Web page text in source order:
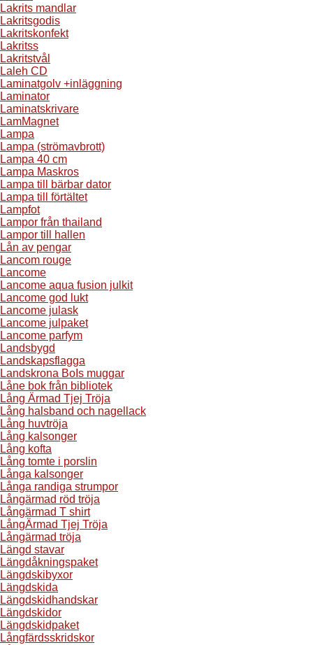
Lakrits mandlar
Lakritsgodis
Lakritskonfekt
Lakritss
Lakritstvål
Laleh CD
Laminatgolv +inläggning
Laminator
Laminatskrivare
LamMagnet
Lampa
Lampa (strömavbrott)
Lampa 40 cm
Lampa Maskros
Lampa till bärbar dator
Lampa till förtältet
Lampfot
Lampor från thailand
Lampor till hallen
Lån av pengar
Lancom rouge
Lancome
Lancome aqua fusion julkit
Lancome god lukt
Lancome julask
Lancome julpaket
Lancome parfym
Landsbygd
Landskapsflagga
Landskrona BoIs muggar
Låne bok från bibliotek
Lång Ärmad Tjej Tröja
Lång halsband och nagellack
Lång huvtröja
Lång kalsonger
Lång kofta
Lång tomte i porslin
Långa kalsonger
Långa randiga strumpor
Långärmad röd tröja
Långärmad T shirt
LångÄrmad Tjej Tröja
Långärmad tröja
Längd stavar
Längdåkningspaket
Längdskibyxor
Längdskida
Längdskidhandskar
Längdskidor
Längdskidpaket
Långfärdsskridskor